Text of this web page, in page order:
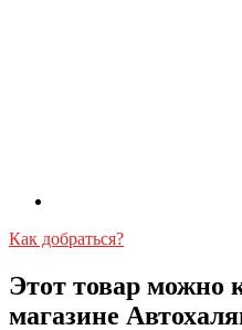
Как добраться?
Этот товар можно
магазине